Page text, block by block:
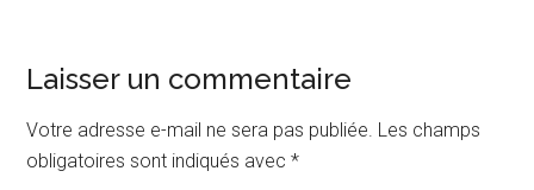
Interactions
du
lecteur
Laisser un commentaire
Votre adresse e-mail ne sera pas publiée. Les champs
obligatoires sont indiqués avec*